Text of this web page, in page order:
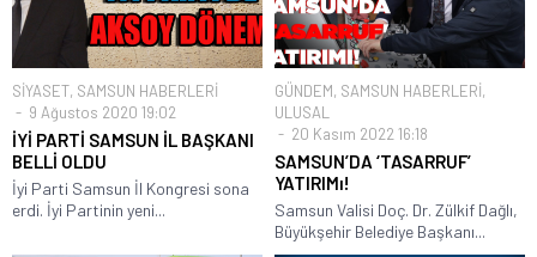
SİYASET, SAMSUN HABERLERİ
9 Ağustos 2020 19:02
İYİ PARTİ SAMSUN İL BAŞKANI
BELLİ OLDU
İyi Parti Samsun İl Kongresi sona
erdi. İyi Partinin yeni...
GÜNDEM, SAMSUN HABERLERİ,
ULUSAL
20 Kasım 2022 16:18
SAMSUN’DA ‘TASARRUF’
YATIRIMı!
Samsun Valisi Doç. Dr. Zülkif Dağlı,
Büyükşehir Belediye Başkanı...